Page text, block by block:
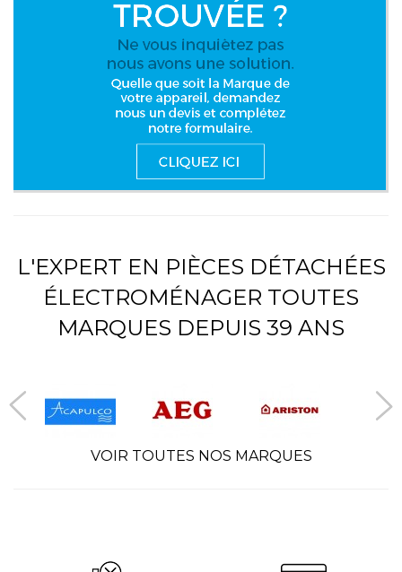
L'EXPERT EN PIÈCES DÉTACHÉES
ÉLECTROMÉNAGER TOUTES
MARQUES DEPUIS 39 ANS
VOIR TOUTES NOS MARQUES